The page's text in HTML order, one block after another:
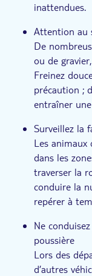
inattendues.
Attention au
De
ou de
Freinez
précaution ;
entraîner
Surveillez la
Les
dans les
traverser la
conduire la
repérer à
Ne
poussière
Lors des
d’autres